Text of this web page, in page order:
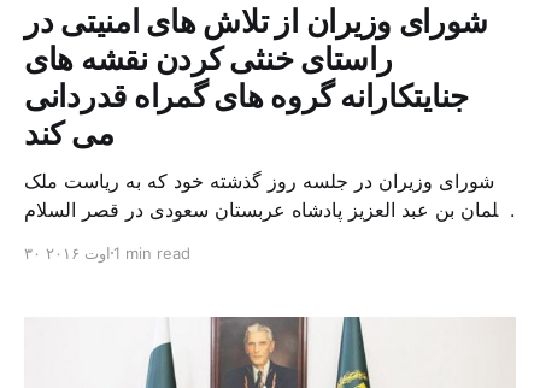
شورای وزیران از تلاش های امنیتی در
راستای خنثی کردن نقشه های
جنایتکارانه گروه های گمراه قدردانی
می کند
شورای وزیران در جلسه روز گذشته خود که به ریاست ملک
سلمان بن عبد العزیز پادشاه عربستان سعودی در قصر السلام
وزیران عربستان سعودی از تلاش های پی در پی نهادهای
های گمراه، که به […]
۳۰ اوت ۲۰۱۶ 1 min read